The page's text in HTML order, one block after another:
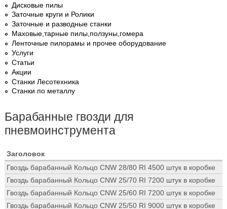
Дисковые пилы
Заточные круги и Ролики
Заточные и разводные станки
Маховые,тарные пилы,ползуны,гомера
Ленточные пилорамы и прочее оборудование
Услуги
Статьи
Акции
Станки Лесотехника
Станки по металлу
Барабанные гвозди для
пневмоинструмента
Заголовок
Гвоздь барабанный Кольцо CNW 28/80 RI 4500 штук в коробке
Гвоздь барабанный Кольцо CNW 25/70 RI 7200 штук в коробке
Гвоздь барабанный Кольцо CNW 25/60 RI 7200 штук в коробке
Гвоздь барабанный Кольцо CNW 25/50 RI 9000 штук в коробке